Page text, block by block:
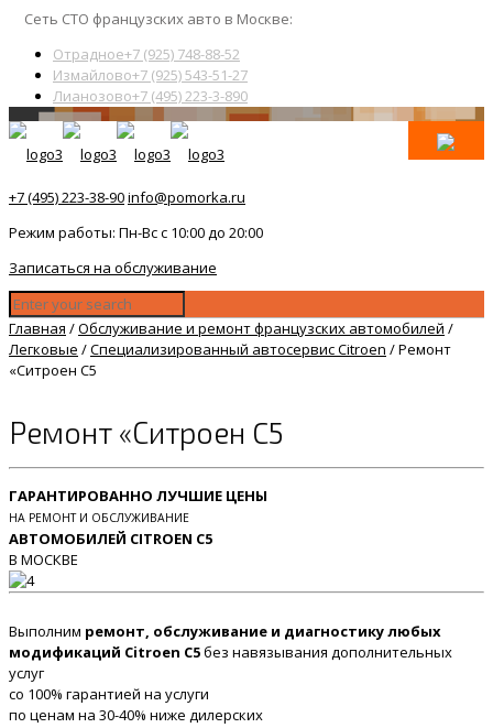
Сеть СТО французских авто в Москве:
Отрадное+7 (925) 748-88-52
Измайлово+7 (925) 543-51-27
Лианозово+7 (495) 223-3-890
+7 (495) 223-38-90info@pomorka.ru
Режим работы: Пн-Вс с 10:00 до 20:00
Записаться на обслуживание
Главная /Обслуживание и ремонт французских автомобилей /
Легковые /Специализированный автосервис Citroen /Ремонт
«Ситроен C5
Ремонт «Ситроен C5
ГАРАНТИРОВАННО ЛУЧШИЕ ЦЕНЫ
НА РЕМОНТ И ОБСЛУЖИВАНИЕ
АВТОМОБИЛЕЙ CITROEN C5
В МОСКВЕ
Выполним ремонт, обслуживание и диагностику любых
модификаций Citroen C5без навязывания дополнительных
услуг
со 100% гарантией на услуги
по ценам на 30-40% ниже дилерских